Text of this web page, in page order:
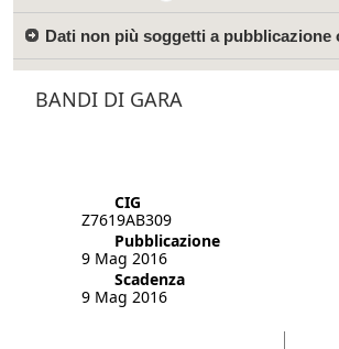
Dati non più soggetti a pubblicazione
BANDI DI GARA
CIG
Z7619AB309
Pubblicazione
9 Mag 2016
Scadenza
9 Mag 2016